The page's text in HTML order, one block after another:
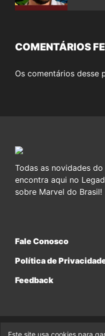
COMENTÁRIOS
Os comentários desse
Todas as novidades
encontra aqui no
sobre Marvel do Brasil!
Fale Conosco
Política de
Feedback
Este site usa cookies para